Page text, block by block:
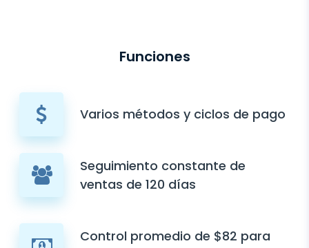
Funciones
Varios métodos y ciclos de pago
Seguimiento constante de
ventas de 120 días
Control promedio de $82 para